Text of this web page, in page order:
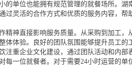
的单位也能拥有规范管理的就餐场所。
过灵活的合作方式和优质的服务内容，
精神直接影响服务质量。从采购到加工
体体验。良好的团队氛围能够提升员工
注重企业文化建设，通过团队活动和内
每一位就餐者。对于需要24小时运营的